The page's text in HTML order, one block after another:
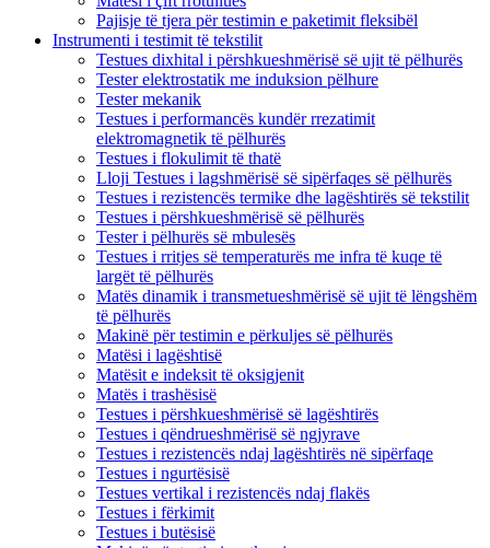
Pajisje të tjera për testimin e paketimit fleksibël
Instrumenti i testimit të tekstilit
Testues dixhital i përshkueshmërisë së ujit të pëlhurës
Tester elektrostatik me induksion pëlhure
Tester mekanik
Testues i performancës kundër rrezatimit
elektromagnetik të pëlhurës
Testues i flokulimit të thatë
Lloji Testues i lagshmërisë së sipërfaqes së pëlhurës
Testues i rezistencës termike dhe lagështirës së tekstilit
Testues i përshkueshmërisë së pëlhurës
Tester i pëlhurës së mbulesës
Testues i rritjes së temperaturës me infra të kuqe të
largët të pëlhurës
Matës dinamik i transmetueshmërisë së ujit të lëngshëm
të pëlhurës
Makinë për testimin e përkuljes së pëlhurës
Matësi i lagështisë
Matësit e indeksit të oksigjenit
Matës i trashësisë
Testues i përshkueshmërisë së lagështirës
Testues i qëndrueshmërisë së ngjyrave
Testues i rezistencës ndaj lagështirës në sipërfaqe
Testues i ngurtësisë
Testues vertikal i rezistencës ndaj flakës
Testues i fërkimit
Testues i butësisë